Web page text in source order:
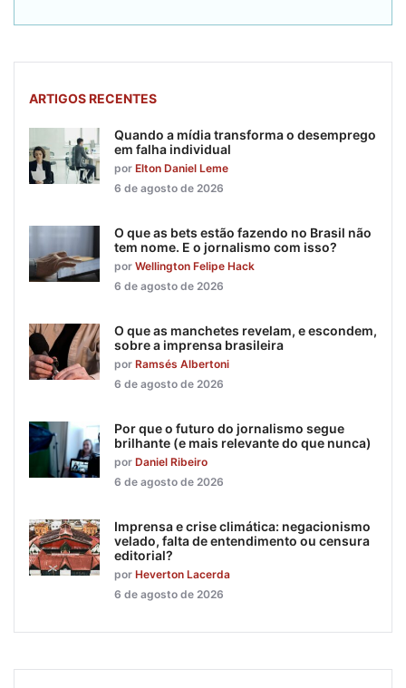
ARTIGOS RECENTES
Quando a mídia transforma o desemprego
em falha individual
por Elton Daniel Leme
6 de agosto de 2026
O que as bets estão fazendo no Brasil não
tem nome. E o jornalismo com isso?
por Wellington Felipe Hack
6 de agosto de 2026
O que as manchetes revelam, e escondem,
sobre a imprensa brasileira
por Ramsés Albertoni
6 de agosto de 2026
Por que o futuro do jornalismo segue
brilhante (e mais relevante do que nunca)
por Daniel Ribeiro
6 de agosto de 2026
Imprensa e crise climática: negacionismo
velado, falta de entendimento ou censura
editorial?
por Heverton Lacerda
6 de agosto de 2026